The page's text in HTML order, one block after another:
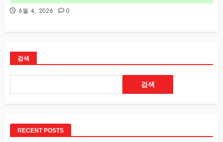
6월 4, 2026 0
검색
검색
RECENT POSTS